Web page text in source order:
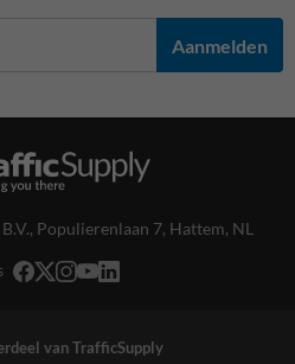
Aanmelden
Populierenlaan 7, Hattem, NL
van TrafficSupply